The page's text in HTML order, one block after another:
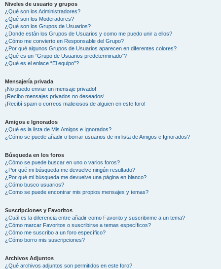
Niveles de usuario y grupos
¿Qué son los Administradores?
¿Qué son los Moderadores?
¿Qué son los Grupos de Usuarios?
¿Donde están los Grupos de Usuarios y como me puedo unir a ellos?
¿Cómo me convierto en Responsable del Grupo?
¿Por qué algunos Grupos de Usuarios aparecen en diferentes colores?
¿Qué es un “Grupo de Usuarios predeterminado”?
¿Qué es el enlace “El equipo”?
Mensajería privada
¡No puedo enviar un mensaje privado!
¡Recibo mensajes privados no deseados!
¡Recibí spam o correos maliciosos de alguien en este foro!
Amigos e Ignorados
¿Qué es la lista de Mis Amigos e Ignorados?
¿Cómo se puede añadir o borrar usuarios de mi lista de Amigos e Ignorados?
Búsqueda en los foros
¿Cómo se puede buscar en uno o varios foros?
¿Por qué mi búsqueda me devuelve ningún resultado?
¿Por qué mi búsqueda me devuelve una página en blanco?
¿Cómo busco usuarios?
¿Como se puede encontrar mis propios mensajes y temas?
Suscripciones y Favoritos
¿Cuál es la diferencia entre añadir como Favorito y suscribirme a un tema?
¿Cómo marcar Favoritos o suscribirse a temas específicos?
¿Cómo me suscribo a un foro específico?
¿Cómo borro mis suscripciones?
Archivos Adjuntos
¿Qué archivos adjuntos son permitidos en este foro?